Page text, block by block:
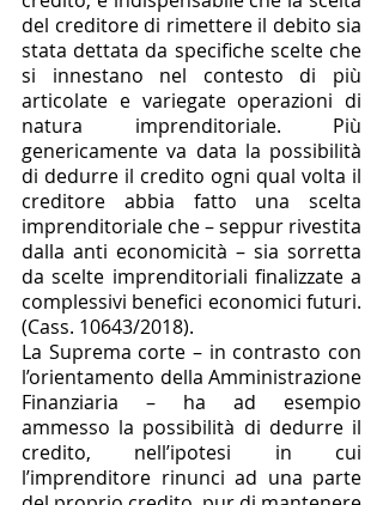
del creditore di rimettere il debito sia
stata dettata da specifiche scelte che
si innestano nel contesto di più
articolate e variegate operazioni di
natura imprenditoriale. Più
genericamente va data la possibilità
di dedurre il credito ogni qual volta il
creditore abbia fatto una scelta
imprenditoriale che – seppur rivestita
dalla anti economicità – sia sorretta
da scelte imprenditoriali finalizzate a
complessivi benefici economici futuri.
(Cass. 10643/2018).
La Suprema corte – in contrasto con
l’orientamento della Amministrazione
Finanziaria – ha ad esempio
ammesso la possibilità di dedurre il
credito, nell’ipotesi in cui
l’imprenditore rinunci ad una parte